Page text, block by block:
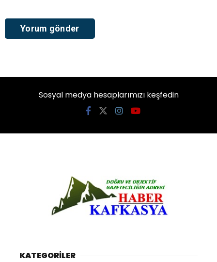
Sosyal medya hesaplarımızı keşfedin
KATEGORİLER